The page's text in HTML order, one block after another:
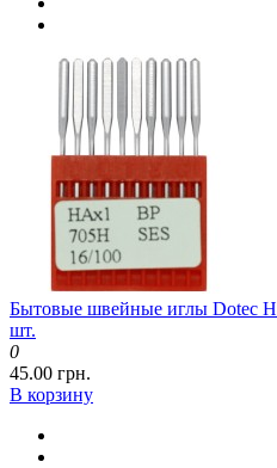
Бытовые швейные иглы Dotec
шт.
0
45.00 грн.
В корзину